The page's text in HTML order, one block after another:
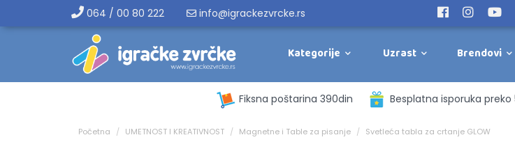
064 / 00 80 222 info@igrackezvrcke.rs
Kategorije Uzrast Brendovi
Fiksna poštarina 390din Besplatna isporuka preko
Početna UMETNOST I KREATIVNOST Magnetne i Table za pisanje Svetleća tabla za crtanje GLOW